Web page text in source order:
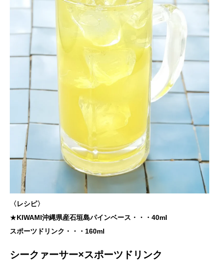
〈レシピ〉
★KIWAMI沖縄県産石垣島パインベース・・・40ml
スポーツドリンク・・・160ml
シークァーサー×スポーツドリンク